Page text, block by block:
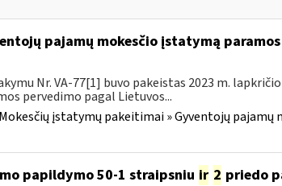
pajamų mokesčio įstatymą
Nr. VA-77[1] buvo pakeistas 2023 m. lapkričio
pervedimo pagal Lietuvos...
Mokesčių įstatymų pakeitimai » Gyventojų pajamų
papildymo 50-1 straipsniu ir 2 priedo